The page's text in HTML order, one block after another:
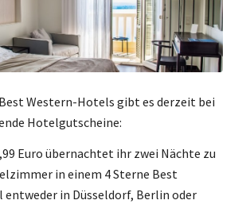
Western-Hotels gibt es derzeit bei
Hotelgutscheine:
Euro übernachtet ihr zwei Nächte zu
in einem 4 Sterne Best
in Düsseldorf, Berlin oder